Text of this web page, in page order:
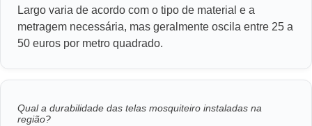
Largo varia de acordo com o tipo de material e a
metragem necessária, mas geralmente oscila entre 25 a
50 euros por metro quadrado.
Qual a durabilidade das telas mosquiteiro instaladas na
região?